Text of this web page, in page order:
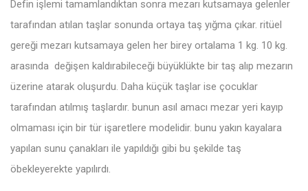
Defin işlemi tamamlandıktan sonra mezarı kutsamaya gelenler
tarafından atılan taşlar sonunda ortaya taş yığma çıkar. ritüel
gereği mezarı kutsamaya gelen her birey ortalama 1 kg. 10 kg.
arasında değişen kaldırabileceği büyüklükte bir taş alıp mezarın
üzerine atarak oluşurdu. Daha küçük taşlar ise çocuklar
tarafından atılmış taşlardır. bunun asıl amacı mezar yeri kayıp
olmaması için bir tür işaretlere modelidir. bunu yakın kayalara
yapılan sunu çanakları ile yapıldığı gibi bu şekilde taş
öbekleyerekte yapılırdı.